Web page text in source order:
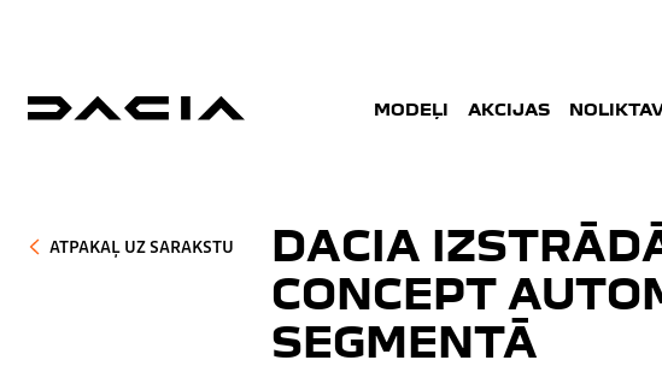
MODEĻI AKCIJAS
ATPAKAĻ UZ SARAKSTU
DACIA
CONCEPT
SEGMENTĀ